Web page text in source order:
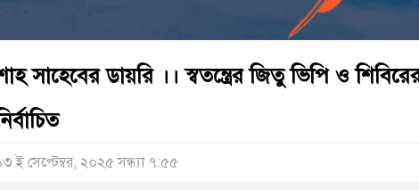
সাহেবের ডায়রি ।। স্বতন্ত্রের জিতু ভিপি ও
ই সেপ্টেম্বর, ২০২৫ সন্ধ্যা ৭:৫৫